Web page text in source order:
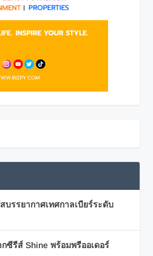
รรยากาศเทศกาลเบียร์ระดับ
ซีรีส์ Shine พร้อมพรีออเดอร์